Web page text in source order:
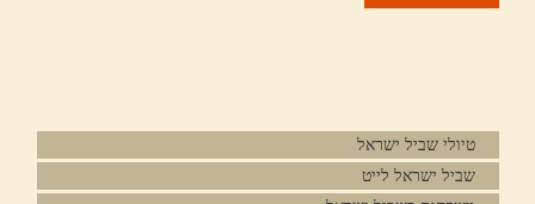
טיולי שביל ישראל
שביל ישראל לייט